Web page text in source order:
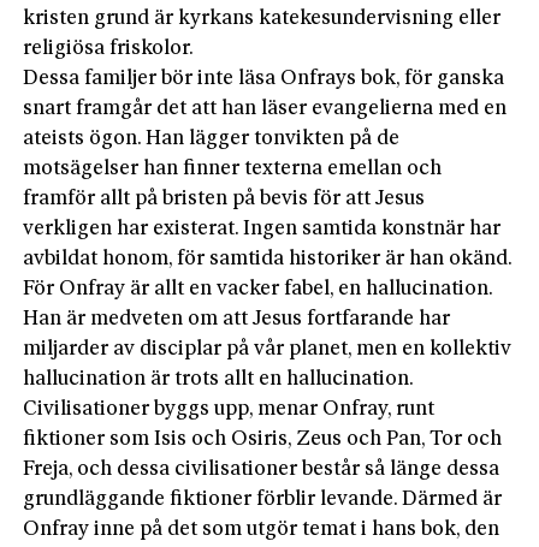
kristen grund är kyrkans katekesundervisning eller
religiösa friskolor.
Dessa familjer bör inte läsa Onfrays bok, för ganska
snart framgår det att han läser evangelierna med en
ateists ögon. Han lägger tonvikten på de
motsägelser han finner texterna emellan och
framför allt på bristen på bevis för att Jesus
verkligen har existerat. Ingen samtida konstnär har
avbildat honom, för samtida historiker är han okänd.
För Onfray är allt en vacker fabel, en hallucination.
Han är medveten om att Jesus fortfarande har
miljarder av disciplar på vår planet, men en kollektiv
hallucination är trots allt en hallucination.
Civilisationer byggs upp, menar Onfray, runt
fiktioner som Isis och Osiris, Zeus och Pan, Tor och
Freja, och dessa civilisationer består så länge dessa
grundläggande fiktioner förblir levande. Därmed är
Onfray inne på det som utgör temat i hans bok, den